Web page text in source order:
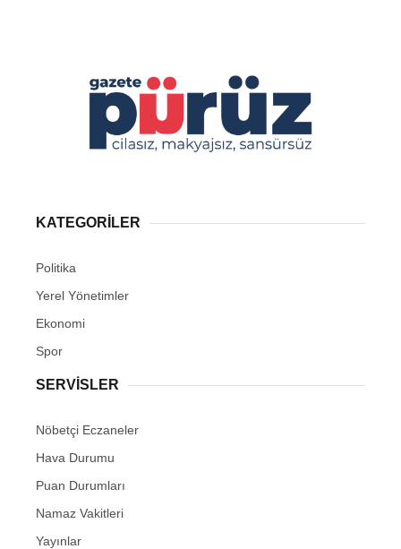
KATEGORİLER
Politika
Yerel Yönetimler
Ekonomi
Spor
SERVİSLER
Nöbetçi Eczaneler
Hava Durumu
Puan Durumları
Namaz Vakitleri
Yayınlar